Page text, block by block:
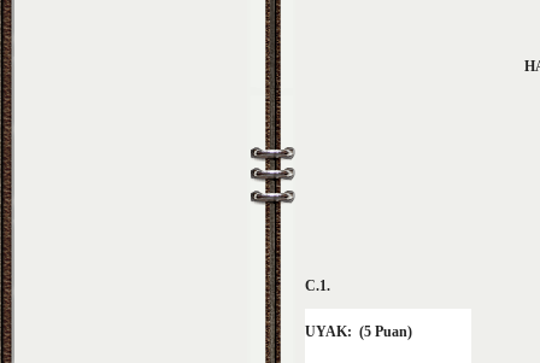
C.1.
UYAK: (5 Puan)